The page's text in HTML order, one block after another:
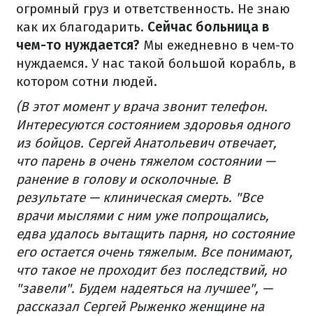
огромный груз и ответственность. Не знаю
как их благодарить. Сейчас больница в
чем-то нуждается? Мы ежедневно в чем-то
нуждаемся. У нас такой большой корабль, в
котором сотни людей.
(В этот момент у врача звонит телефон.
Интересуются состоянием здоровья одного
из бойцов. Сергей Анатольевич отвечает,
что парень в очень тяжелом состоянии —
ранение в голову и осколочные. В
результате — клиническая смерть. "Все
врачи мыслями с ним уже попрощались,
едва удалось вытащить парня, но состояние
его остается очень тяжелым. Все понимают,
что такое не проходит без последствий, но
"завели". Будем надеяться на лучшее", —
рассказал Сергей Рыженко женщине на